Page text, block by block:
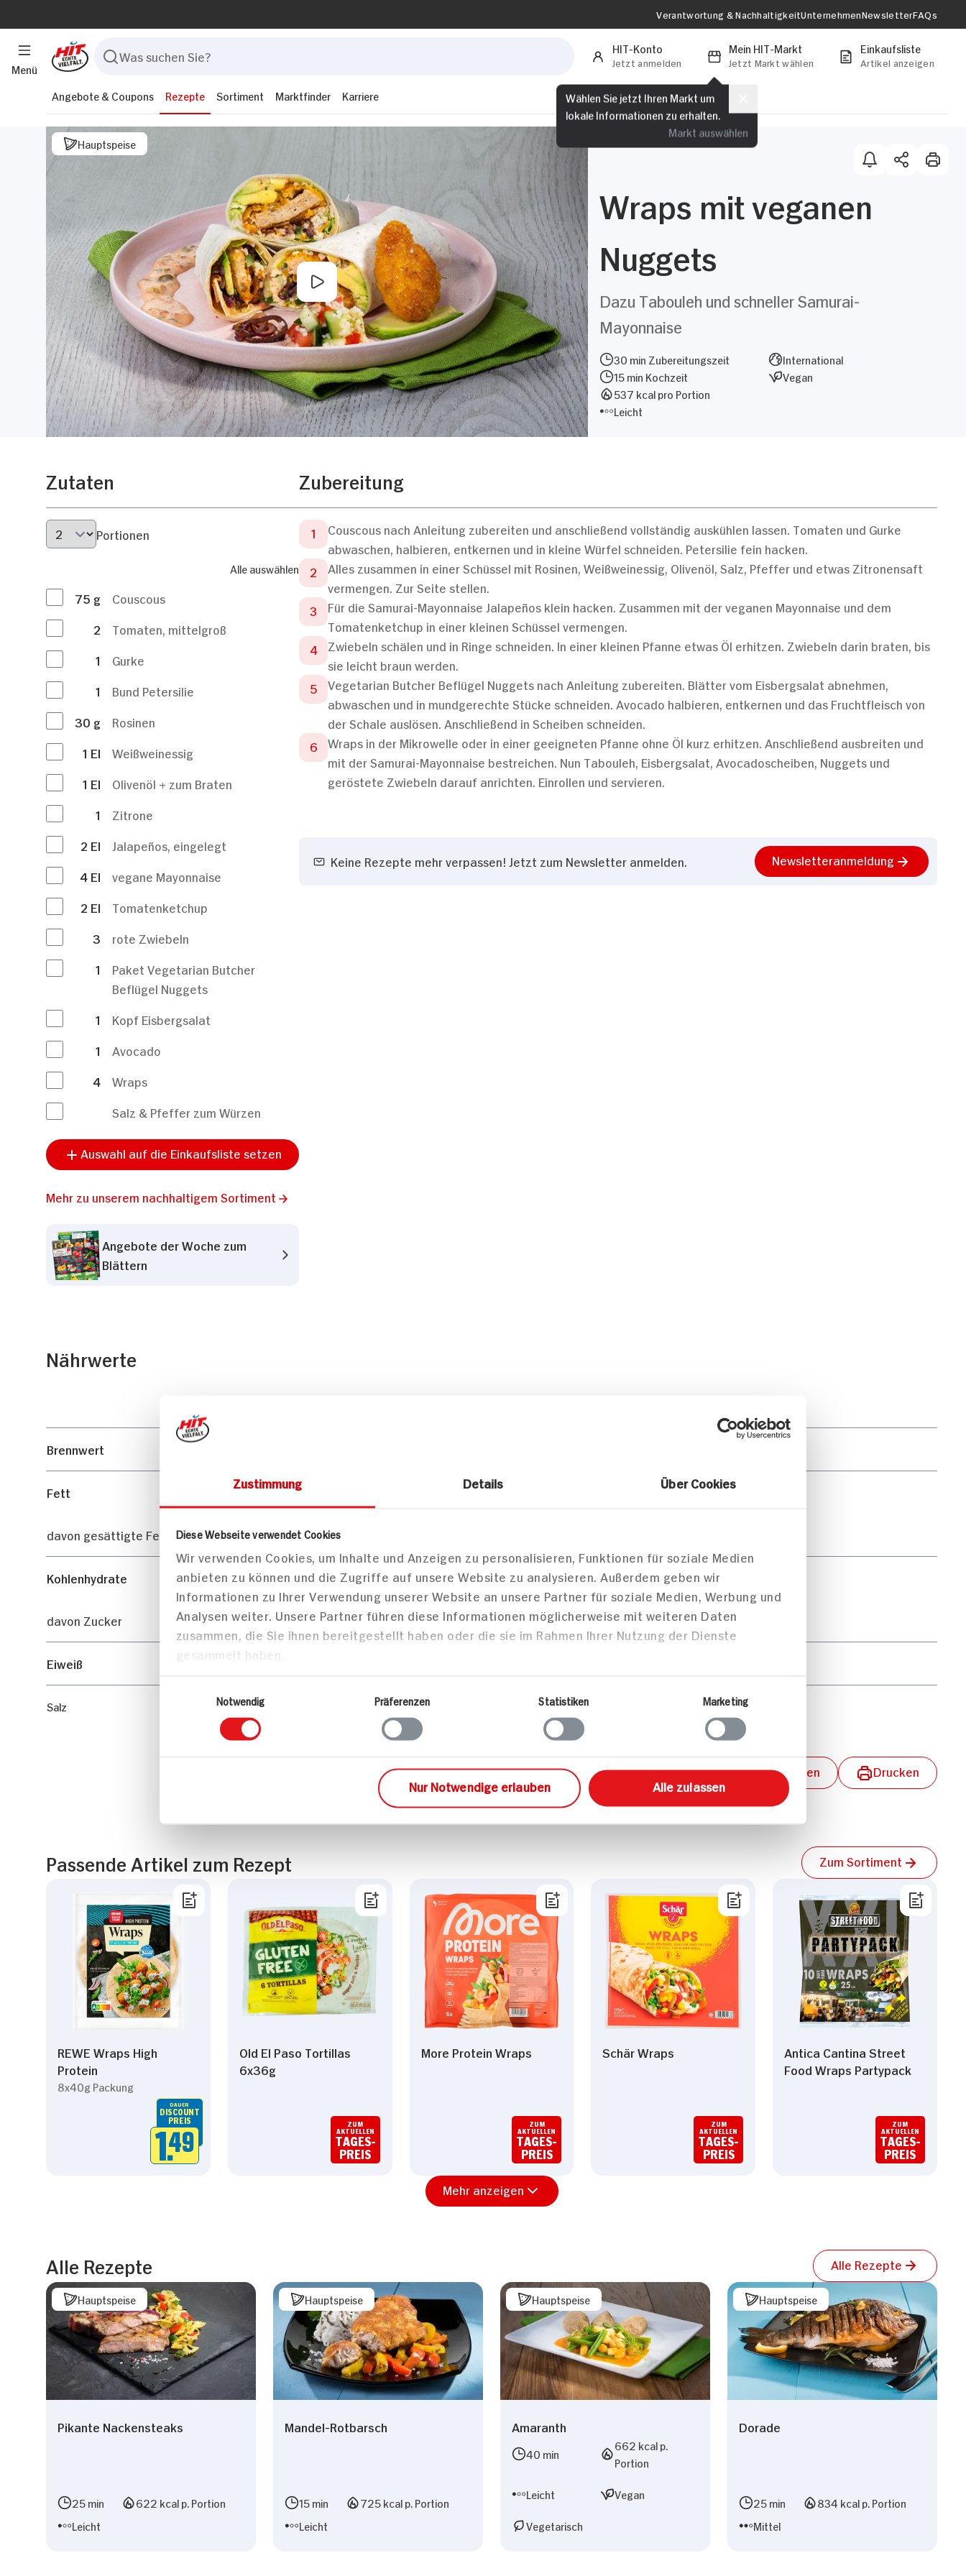
Zustimmung Details Über Cookies
Diese Webseite verwendet Cookies
Wir verwenden Cookies, um Inhalte und Anzeigen zu personalisieren, Funktionen für soziale Medien
anbieten zu können und die Zugriffe auf unsere Website zu analysieren. Außerdem geben wir
Informationen zu Ihrer Verwendung unserer Website an unsere Partner für soziale Medien, Werbung und
Analysen weiter. Unsere Partner führen diese Informationen möglicherweise mit weiteren Daten
zusammen, die Sie ihnen bereitgestellt haben oder die sie im Rahmen Ihrer Nutzung der Dienste
gesammelt haben.
Einwilligungsauswahl
Notwendig
Präferenzen Statistiken Marketing
Nur Notwendige erlauben Alle zulassen
Menü
Verantwortung & NachhaltigkeitUnternehmenNewsletterFAQs
HIT-Konto
Jetzt anmelden
Mein HIT-Markt
Jetzt Markt wählen
Wählen Sie jetzt Ihren Markt um
lokale Informationen zu erhalten.
Markt auswählen
Einkaufsliste
Artikel anzeigen
Angebote & Coupons Rezepte Sortiment Marktfinder Karriere
Hauptspeise
Wraps mit veganen
Nuggets
Dazu Tabouleh und schneller Samurai-
Mayonnaise
30 min Zubereitungszeit
15 min Kochzeit
537 kcal pro Portion
Leicht
International
Vegan
Zutaten
Portionen
Alle auswählen
75 g
Couscous
2
Tomaten, mittelgroß
1
Gurke
1
Bund Petersilie
30 g
Rosinen
1 El
Weißweinessig
1 El
Olivenöl + zum Braten
1
Zitrone
2 El
Jalapeños, eingelegt
4 El
vegane Mayonnaise
2 El
Tomatenketchup
3
rote Zwiebeln
1
Paket Vegetarian Butcher
Beflügel Nuggets
1
Kopf Eisbergsalat
1
Avocado
4
Wraps
Salz & Pfeffer zum Würzen
Auswahl auf die Einkaufsliste setzen
Mehr zu unserem nachhaltigem Sortiment
Angebote der Woche zum
Blättern
Zubereitung
Couscous nach Anleitung zubereiten und anschließend vollständig auskühlen lassen. Tomaten und Gurke
abwaschen, halbieren, entkernen und in kleine Würfel schneiden. Petersilie fein hacken.
Alles zusammen in einer Schüssel mit Rosinen, Weißweinessig, Olivenöl, Salz, Pfeffer und etwas Zitronensaft
vermengen. Zur Seite stellen.
Für die Samurai-Mayonnaise Jalapeños klein hacken. Zusammen mit der veganen Mayonnaise und dem
Tomatenketchup in einer kleinen Schüssel vermengen.
Zwiebeln schälen und in Ringe schneiden. In einer kleinen Pfanne etwas Öl erhitzen. Zwiebeln darin braten, bis
sie leicht braun werden.
Vegetarian Butcher Beflügel Nuggets nach Anleitung zubereiten. Blätter vom Eisbergsalat abnehmen,
abwaschen und in mundgerechte Stücke schneiden. Avocado halbieren, entkernen und das Fruchtfleisch von
der Schale auslösen. Anschließend in Scheiben schneiden.
Wraps in der Mikrowelle oder in einer geeigneten Pfanne ohne Öl kurz erhitzen. Anschließend ausbreiten und
mit der Samurai-Mayonnaise bestreichen. Nun Tabouleh, Eisbergsalat, Avocadoscheiben, Nuggets und
geröstete Zwiebeln darauf anrichten. Einrollen und servieren.
Keine Rezepte mehr verpassen! Jetzt zum Newsletter anmelden. Newsletteranmeldung
Nährwerte
Brennwert
Fett 11g 31g
davon gesättigte Fettsäuren
Kohlenhydrate 17g 45g
davon Zucker 4g 11g
Eiweiß
Salz
Mitteilungen aktivieren Teilen Drucken
Passende Artikel zum Rezept Zum Sortiment
REWE Wraps High
Protein
8x40g Packung
DAUER
DISCOUNT
PREIS
1.49
Old El Paso Tortillas
6x36g
ZUM
AKTUELLEN
TAGES-
PREIS
More Protein Wraps
ZUM
AKTUELLEN
TAGES-
PREIS
Schär Wraps
ZUM
AKTUELLEN
TAGES-
PREIS
Antica Cantina Street
Food Wraps Partypack
ZUM
AKTUELLEN
TAGES-
PREIS
Mehr anzeigen
Alle Rezepte Alle Rezepte
Hauptspeise
Pikante Nackensteaks
25 min
622 kcal p. Portion
Leicht
Hauptspeise
Mandel-Rotbarsch
15 min
725 kcal p. Portion
Leicht
Hauptspeise
Amaranth
40 min
662 kcal p.
Portion
Leicht Vegan
Vegetarisch
Hauptspeise
Dorade
25 min
834 kcal p. Portion
Mittel